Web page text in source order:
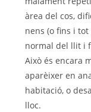
àrea del cos,
nens (o fins i
normal del llit i
Això és encara
aparèixer en
habitació, o
lloc.